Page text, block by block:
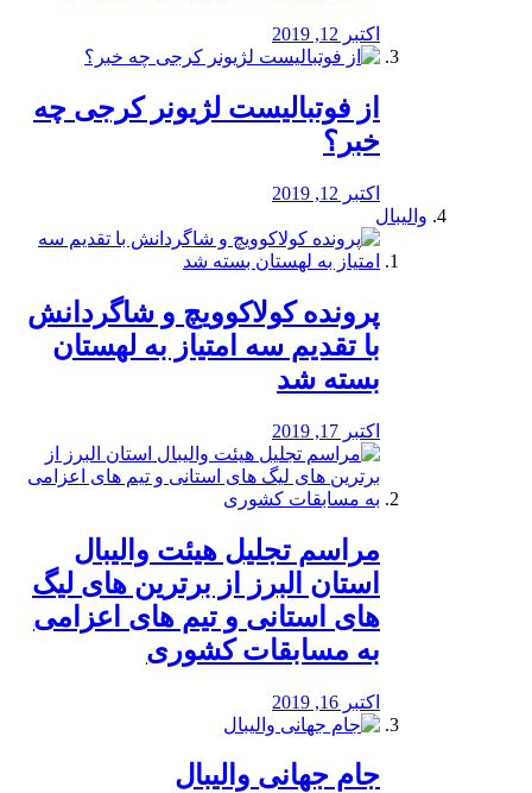
اکتبر 12, 2019
از فوتبالیست لژیونر کرجی چه
خبر؟
اکتبر 12, 2019
والیبال
پرونده کولاکوویچ و شاگردانش
با تقدیم سه امتیاز به لهستان
بسته شد
اکتبر 17, 2019
مراسم تجلیل هیئت والیبال
استان البرز از برترین های لیگ
های استانی و تیم های اعزامی
به مسابقات کشوری
اکتبر 16, 2019
جام جهانی والیبال